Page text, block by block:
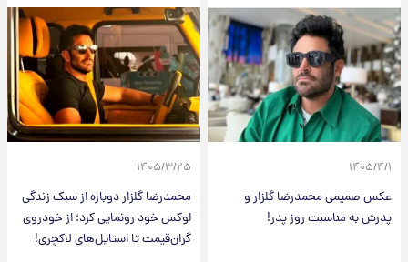
۱۴۰۵/۴/۱
عکس صمیمی محمدرضا گلزار و
پدرش به مناسبت روز پدر!
۱۴۰۵/۳/۲۵
محمدرضا گلزار دوباره از سبک زندگی
لوکس خود رونمایی کرد؛ از خودروی
گران‌قیمت تا استایل‌های لاکچری!